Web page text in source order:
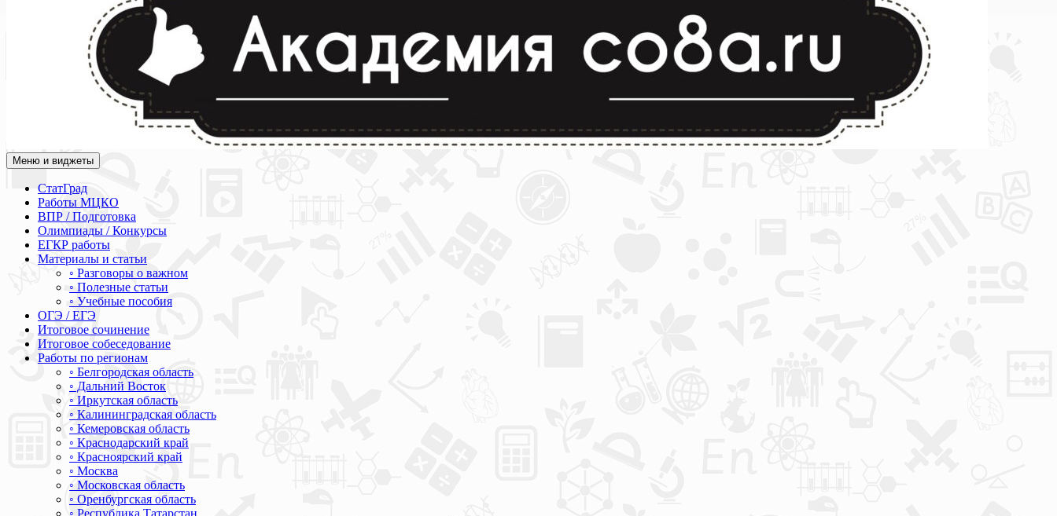
Академия СОВА
Подготовка к ЕГЭ, ОГЭ, ВПР, МЦКО, СтатГрад, КДР, ВОШ, олимпиады и конкурсы
Меню и виджеты
СтатГрад
Работы МЦКО
ВПР / Подготовка
Олимпиады / Конкурсы
ЕГКР работы
Материалы и статьи
◦ Разговоры о важном
◦ Полезные статьи
◦ Учебные пособия
ОГЭ / ЕГЭ
Итоговое сочинение
Итоговое собеседование
Работы по регионам
◦ Белгородская область
◦ Дальний Восток
◦ Иркутская область
◦ Калининградская область
◦ Кемеровская область
◦ Краснодарский край
◦ Красноярский край
◦ Москва
◦ Московская область
◦ Оренбургская область
◦ Республика Татарстан